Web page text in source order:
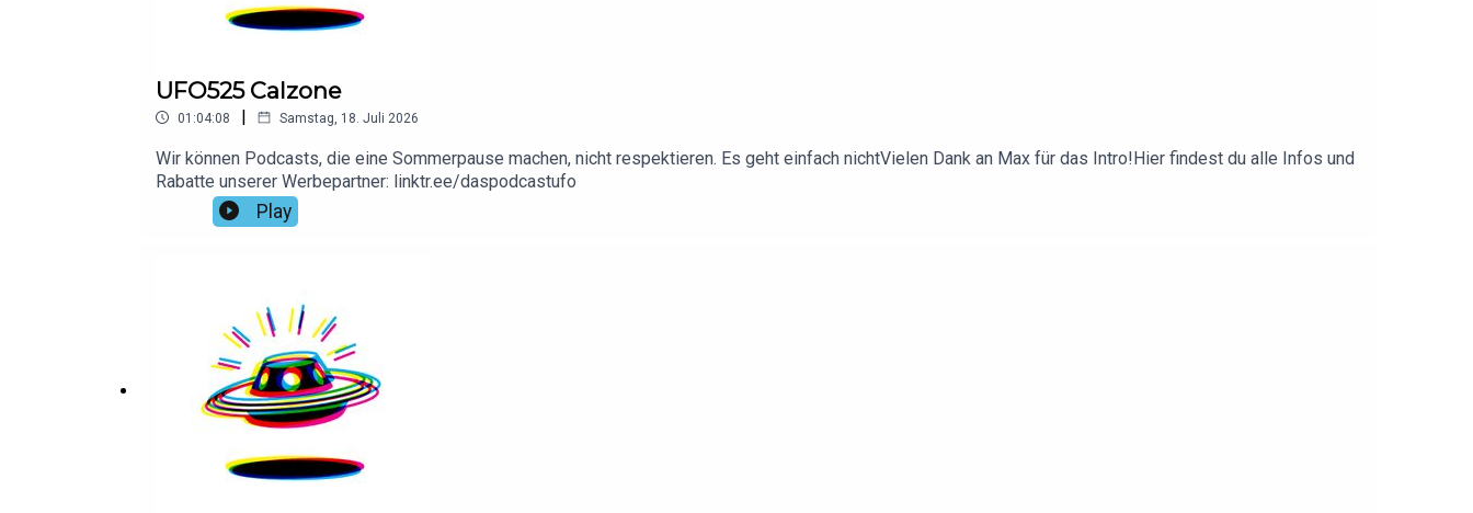
UFO525 Calzone
01:04:08 | Samstag, 18. Juli 2026
Wir können Podcasts, die eine Sommerpause machen, nicht respektieren. Es geht einfach nichtVielen Dank an Max für das Intro!Hier findest du alle Infos und
Rabatte unserer Werbepartner: linktr.ee/daspodcastufo
Play